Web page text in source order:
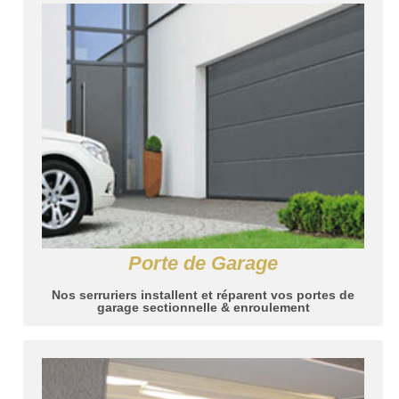
Porte de Garage
Nos serruriers installent et réparent vos portes de
garage sectionnelle & enroulement